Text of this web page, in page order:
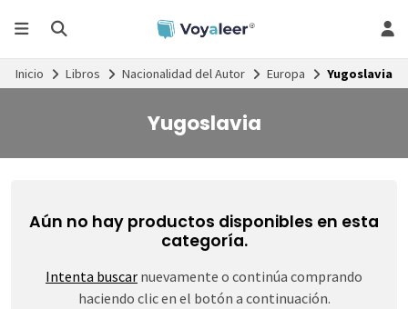
Inicio Libros Nacionalidad del Autor Europa Yugoslavia
Yugoslavia
Aún no hay productos disponibles en esta
categoría.
Intenta buscar nuevamente o continúa comprando
haciendo clic en el botón a continuación.